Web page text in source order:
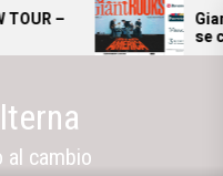
Giant Rooks:
se convierte en
alternativo
al cambio